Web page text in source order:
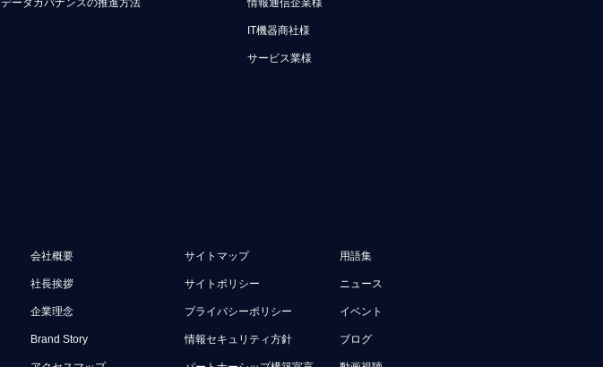
データガバナンスの推進方法 情報通信企業様
IT機器商社様
サービス業様
会社概要
社長挨拶
企業理念
Brand Story
サイトマップ
サイトポリシー
プライバシーポリシー
情報セキュリティ方針
用語集
ニュース
イベント
ブログ